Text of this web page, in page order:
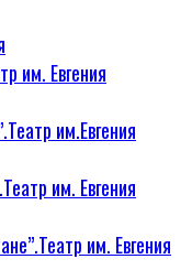
им. Евгения
им.Евгения
им. Евгения
им. Евгения